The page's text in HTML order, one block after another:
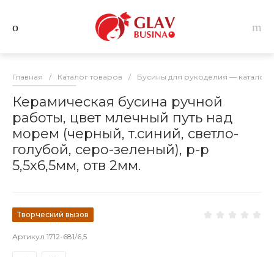
Главная / Каталог товаров / Бусины для рукоделия — каталог
Керамическая бусина ручной
работы, цвет млечный путь над
морем (черный, т.синий, светло-
голубой, серо-зеленый), р-р
5,5х6,5мм, отв 2мм.
Творческий вызов
Артикул 1712-681/6,5